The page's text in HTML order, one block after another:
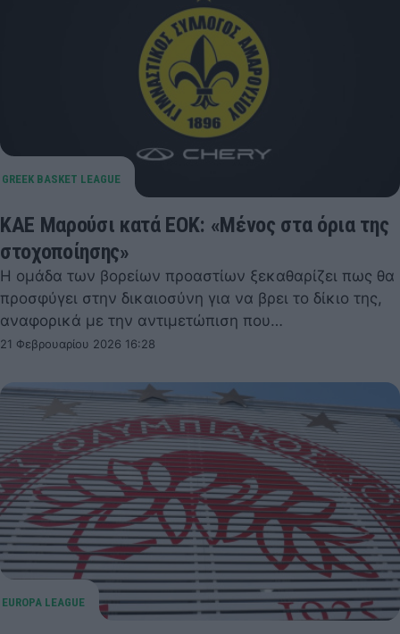
ΚΑΕ Μαρούσι κατά ΕΟΚ: «Μένος στα όρια της
στοχοποίησης»
Η ομάδα των βορείων προαστίων ξεκαθαρίζει πως θα
προσφύγει στην δικαιοσύνη για να βρει το δίκιο της,
αναφορικά με την αντιμετώπιση που…
21 Φεβρουαρίου 2026 16:28